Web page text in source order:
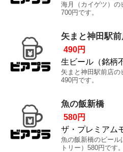
海月（カイゲツ）の
700円です。
矢まと神田駅
490円
生ビール（銘柄
矢まと神田駅前店の
490円です。
魚の飯新橋
580円
ザ・プレミアム
魚の飯新橋のビール
トリー）580円です。